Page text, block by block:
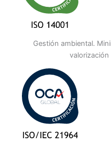
Gestión ambiental.
valorización